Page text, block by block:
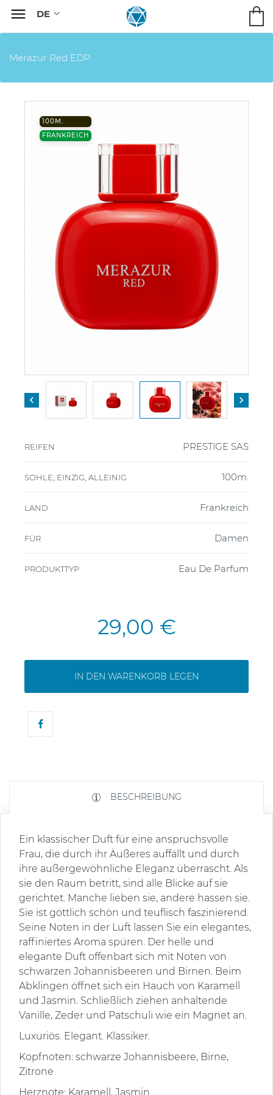

Merazur Red EDP
100M.
FRANKREICH
 
REIFEN PRESTIGE SAS
SOHLE, EINZIG, ALLEINIG 100m.
LAND Frankreich
FÜR Damen
PRODUKTTYP Eau De Parfum
29,00 €
IN DEN WARENKORB LEGEN
BESCHREIBUNG
Ein klassischer Duft für eine anspruchsvolle
Frau, die durch ihr Äußeres auffällt und durch
ihre außergewöhnliche Eleganz überrascht. Als
sie den Raum betritt, sind alle Blicke auf sie
gerichtet. Manche lieben sie, andere hassen sie.
Sie ist göttlich schön und teuflisch faszinierend.
Seine Noten in der Luft lassen Sie ein elegantes,
raffiniertes Aroma spüren. Der helle und
elegante Duft offenbart sich mit Noten von
schwarzen Johannisbeeren und Birnen. Beim
Abklingen öffnet sich ein Hauch von Karamell
und Jasmin. Schließlich ziehen anhaltende
Vanille, Zeder und Patschuli wie ein Magnet an.
Luxuriös. Elegant. Klassiker.
Kopfnoten: schwarze Johannisbeere, Birne,
Zitrone
Herznote: Karamell, Jasmin